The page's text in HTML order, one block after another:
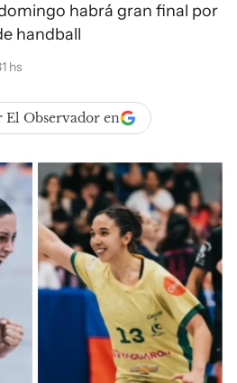
habrá gran final por
handball
hs
El Observador en